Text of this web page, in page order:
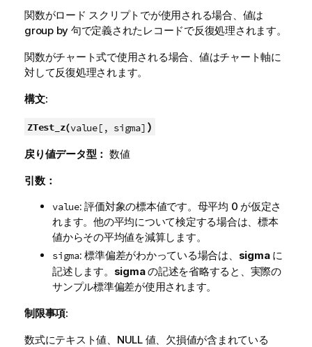
関数がロード スクリプトでが使用される場合、値は
group by 句で定義されたレコードで反復処理されます。
関数がチャート式で使用される場合、値はチャート軸に
対して反復処理されます。
構文:
ZTest_z(value[, sigma] )
戻り値データ型： 数値
引数：
value: 評価対象の標本値です。母平均 0 が仮定さ
れます。他の平均について検定する場合は、標本
値からその平均値を減算します。
sigma: 標準偏差がわかっている場合は、 sigmaに
記述します。 sigmaの記述を省略すると、実際の
サンプル標準偏差が使用されます。
制限事項:
数式にテキスト値、 NULL値、欠損値が含まれている